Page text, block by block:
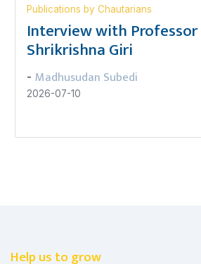
Publications by Chautarians
Interview with Professor
Shrikrishna Giri
- Madhusudan Subedi
2026-07-10
Help us to grow